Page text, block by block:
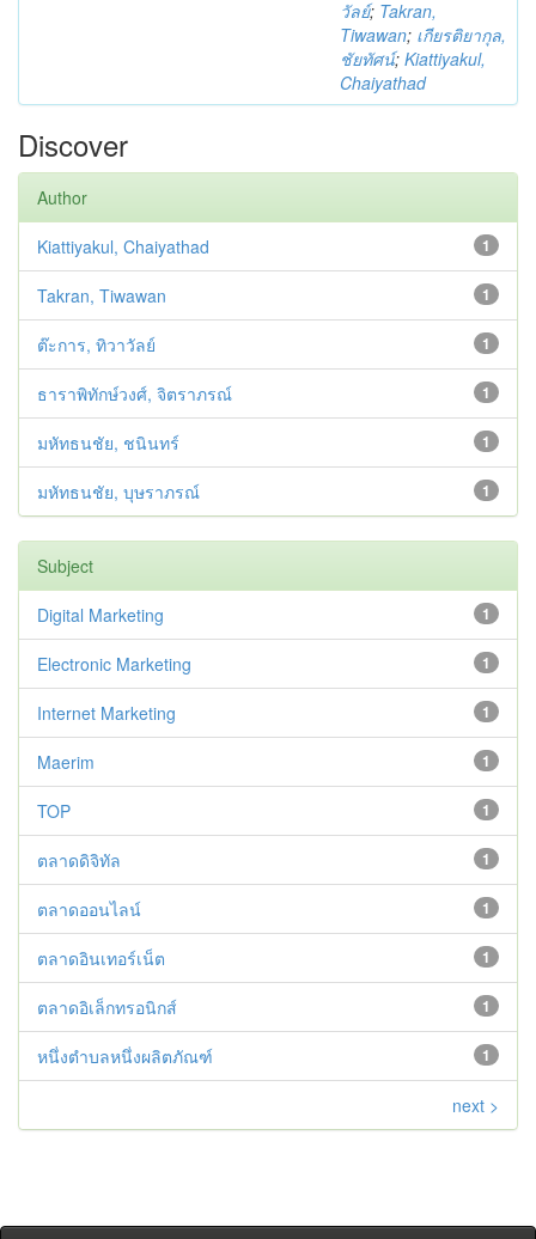
วัลย์; Takran,
Tiwawan; เกียรติยากุล,
ชัยทัศน์; Kiattiyakul,
Chaiyathad
Discover
Author
1
Kiattiyakul, Chaiyathad
1
Takran, Tiwawan
1
ต๊ะการ, ทิวาวัลย์
1
ธาราพิทักษ์วงศ์, จิตราภรณ์
1
มหัทธนชัย, ชนินทร์
1
มหัทธนชัย, บุษราภรณ์
Subject
1
Digital Marketing
1
Electronic Marketing
1
Internet Marketing
1
Maerim
1
TOP
1
ตลาดดิจิทัล
1
ตลาดออนไลน์
1
ตลาดอินเทอร์เน็ต
1
ตลาดอิเล็กทรอนิกส์
1
หนึ่งตำบลหนึ่งผลิตภัณฑ์
next >